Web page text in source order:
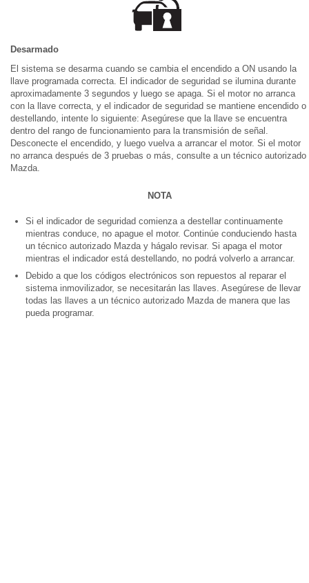
Desarmado
El sistema se desarma cuando se cambia el encendido a ON usando la
llave programada correcta. El indicador de seguridad se ilumina durante
aproximadamente 3 segundos y luego se apaga. Si el motor no arranca
con la llave correcta, y el indicador de seguridad se mantiene encendido o
destellando, intente lo siguiente: Asegúrese que la llave se encuentra
dentro del rango de funcionamiento para la transmisión de señal.
Desconecte el encendido, y luego vuelva a arrancar el motor. Si el motor
no arranca después de 3 pruebas o más, consulte a un técnico autorizado
Mazda.
NOTA
Si el indicador de seguridad comienza a destellar continuamente
mientras conduce, no apague el motor. Continúe conduciendo hasta
un técnico autorizado Mazda y hágalo revisar. Si apaga el motor
mientras el indicador está destellando, no podrá volverlo a arrancar.
Debido a que los códigos electrónicos son repuestos al reparar el
sistema inmovilizador, se necesitarán las llaves. Asegúrese de llevar
todas las llaves a un técnico autorizado Mazda de manera que las
pueda programar.